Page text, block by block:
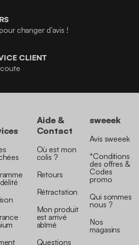
changer d’avis !
CLIENT
Aide &
Contact
Où est mon
colis ?
Retours
Rétractation
Mon produit
est arrivé
abîmé
Questions
sweeek
Avis sweeek
*Conditions
des offres &
Codes
promo
Qui sommes
nous ?
Nos
magasins